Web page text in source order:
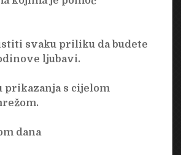
svaku priliku da budete
ljubavi.
s cijelom
dana